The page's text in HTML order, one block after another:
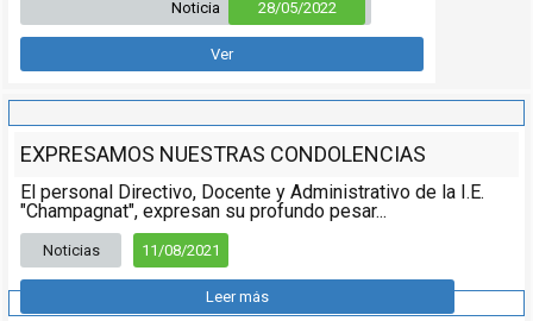
Noticia 28/05/2022
Ver
EXPRESAMOS NUESTRAS CONDOLENCIAS
El personal Directivo, Docente y Administrativo de la I.E.
"Champagnat", expresan su profundo pesar...
Noticias 11/08/2021
Leer más